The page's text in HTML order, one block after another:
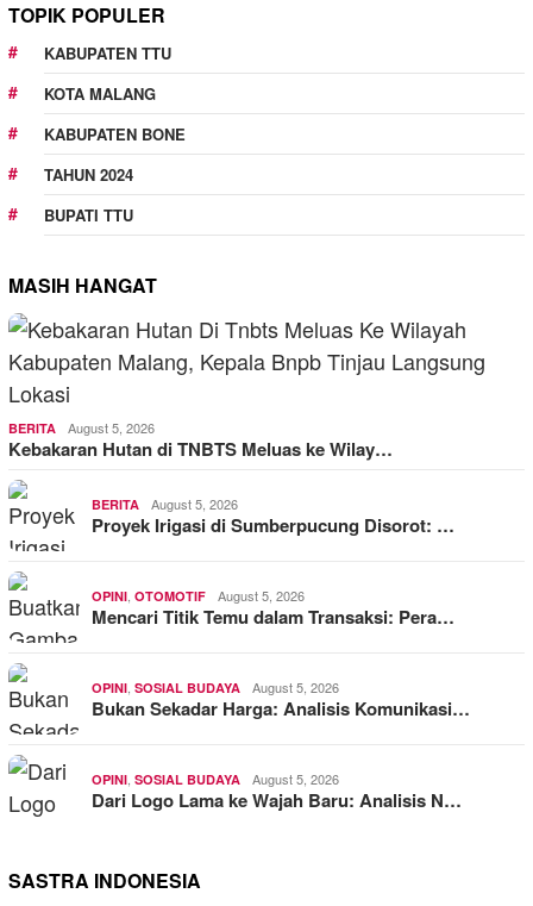
TOPIK POPULER
KABUPATEN TTU
KOTA MALANG
KABUPATEN BONE
TAHUN 2024
BUPATI TTU
MASIH HANGAT
BERITA August 5, 2026
Kebakaran Hutan di TNBTS Meluas ke Wilay…
BERITA August 5, 2026
Proyek Irigasi di Sumberpucung Disorot: …
OPINI, OTOMOTIF August 5, 2026
Mencari Titik Temu dalam Transaksi: Pera…
OPINI, SOSIAL BUDAYA August 5, 2026
Bukan Sekadar Harga: Analisis Komunikasi…
OPINI, SOSIAL BUDAYA August 5, 2026
Dari Logo Lama ke Wajah Baru: Analisis N…
SASTRA INDONESIA